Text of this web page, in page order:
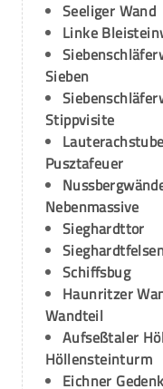
Seeliger Wand
Linke
Sieben
Stippvisite
Pusztafeuer
Nebenmassive
Sieghardttor
Schiffsbug
Haunritzer
Wandteil
Aufseßtaler
Höllensteinturm
Eichner